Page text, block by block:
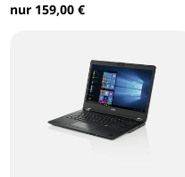
nur 159,00 €